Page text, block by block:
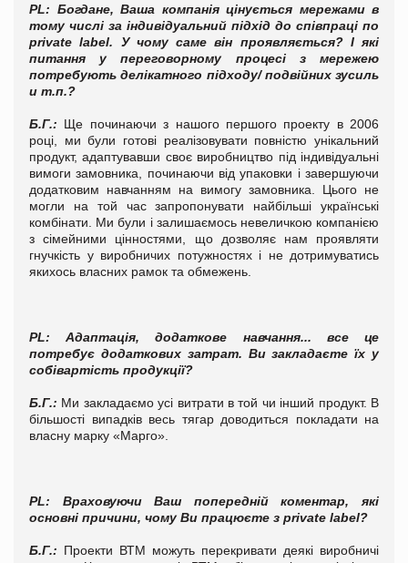
PL: Богдане, Ваша компанія цінується мережами в
тому числі за індивідуальний підхід до співпраці по
private label. У чому саме він проявляється? І які
питання у переговорному процесі з мережею
потребують делікатного підходу/ подвійних зусиль
и т.п.?
Б.Г.: Ще починаючи з нашого першого проекту в 2006
році, ми були готові реалізовувати повністю унікальний
продукт, адаптувавши своє виробництво під індивідуальні
вимоги замовника, починаючи від упаковки і завершуючи
додатковим навчанням на вимогу замовника. Цього не
могли на той час запропонувати найбільші українські
комбінати. Ми були і залишаємось невеличкою компанією
з сімейними цінностями, що дозволяє нам проявляти
гнучкість у виробничих потужностях і не дотримуватись
якихось власних рамок та обмежень.
PL:
Адаптація, додаткове навчання... все це
потребує додаткових затрат. Ви закладаєте їх у
собівартість продукції?
Б.Г.: Ми закладаємо усі витрати в той чи інший продукт. В
більшості випадків весь тягар доводиться покладати на
власну марку «Марго».
PL:
Враховуючи Ваш попередній коментар, які
основні причини, чому Ви працюєте з private label?
Б.Г.: Проекти ВТМ можуть перекривати деякі виробничі